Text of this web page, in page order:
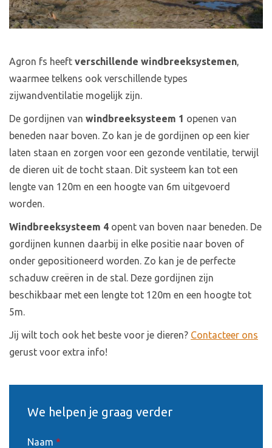
Agron fs heeft verschillende windbreeksystemen,
waarmee telkens ook verschillende types
zijwandventilatie mogelijk zijn.
De gordijnen van windbreeksysteem 1 openen van
beneden naar boven. Zo kan je de gordijnen op een kier
laten staan en zorgen voor een gezonde ventilatie, terwijl
de dieren uit de tocht staan. Dit systeem kan tot een
lengte van 120m en een hoogte van 6m uitgevoerd
worden.
Windbreeksysteem 4 opent van boven naar beneden. De
gordijnen kunnen daarbij in elke positie naar boven of
onder gepositioneerd worden. Zo kan je de perfecte
schaduw creëren in de stal. Deze gordijnen zijn
beschikbaar met een lengte tot 120m en een hoogte tot
5m.
Jij wilt toch ook het beste voor je dieren? Contacteer ons
gerust voor extra info!
We helpen je graag verder
Naam *